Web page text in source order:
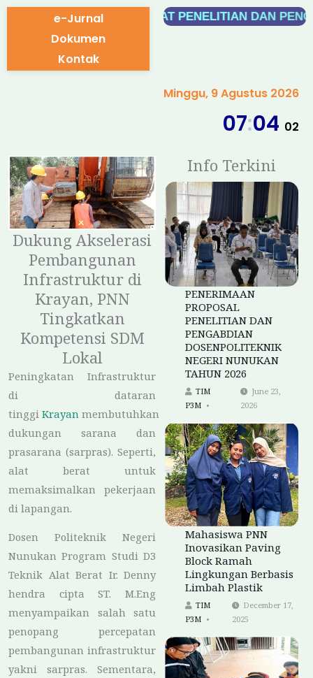
Skip
e-Jurnal
Dokumen
Kontak
NUNUKAN PUSAT PENELITIAN DAN
Minggu, 9 Agustus 2026
07:04 03
Dukung Akselerasi
Pembangunan
Infrastruktur di
Krayan, PNN
Tingkatkan
Kompetensi SDM
Lokal
Peningkatan Infrastruktur
di dataran
tinggi Krayan membutuhkan
dukungan sarana dan
prasarana (sarpras). Seperti,
alat berat untuk
memaksimalkan pekerjaan
di lapangan.
Dosen Politeknik Negeri
Nunukan Program Studi D3
Teknik Alat Berat Ir. Denny
hendra cipta ST. M.Eng
menyampaikan salah satu
penopang percepatan
pembangunan infrastruktur
yakni sarpras. Sementara,
Info Terkini
PENERIMAAN
PROPOSAL
PENELITIAN DAN
PENGABDIAN
DOSENPOLITEKNIK
NEGERI NUNUKAN
TAHUN 2026
TIM
P3M
June 23,
2026
Mahasiswa PNN
Inovasikan Paving
Block Ramah
Lingkungan Berbasis
Limbah Plastik
TIM
P3M
December 17,
2025